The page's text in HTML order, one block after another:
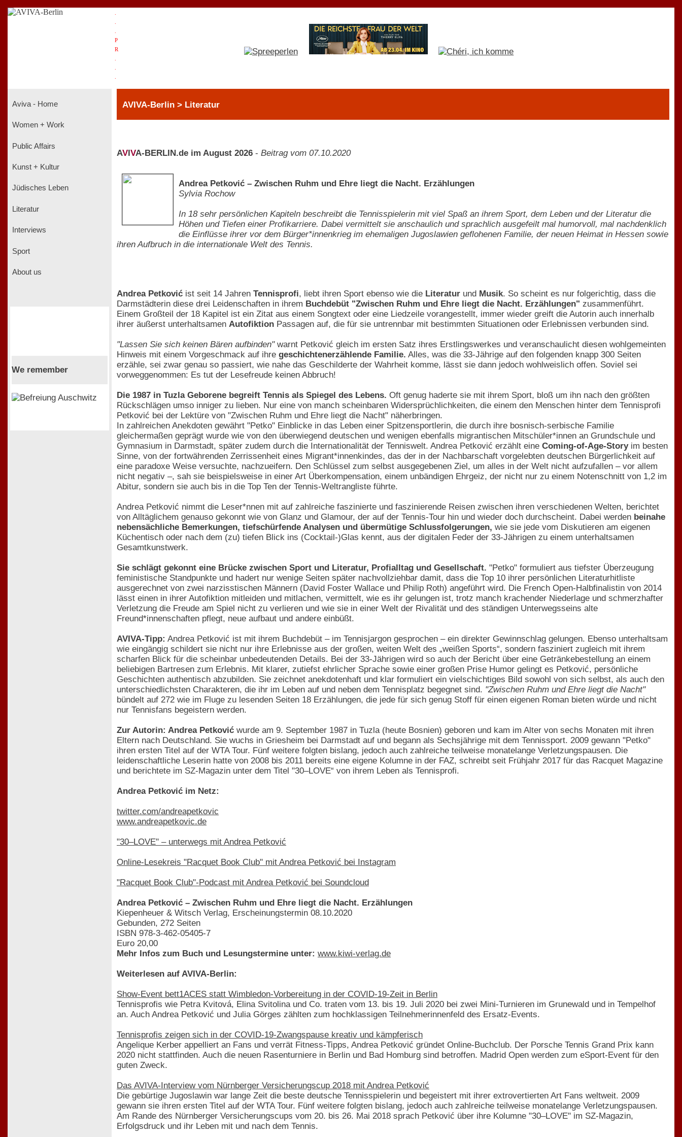
P
R
Aviva - Home
Women + Work
Public Affairs
Kunst + Kultur
Jüdisches Leben
Literatur
Interviews
Sport
About us
We remember
AVIVA-Berlin > Literatur
AV VA-BERLIN.de im August 2026 - Beitrag vom 07.10.2020
Andrea Petković – Zwischen Ruhm und Ehre liegt die Nacht. Erzählungen
Sylvia Rochow
In 18 sehr persönlichen Kapiteln beschreibt die Tennisspielerin mit viel Spaß an ihrem Sport, dem Leben und der Literatur die
Höhen und Tiefen einer Profikarriere. Dabei vermittelt sie anschaulich und sprachlich ausgefeilt mal humorvoll, mal nachdenklich
die Einflüsse ihrer vor dem Bürger*innenkrieg im ehemaligen Jugoslawien geflohenen Familie, der neuen Heimat in Hessen sowie
ihren Aufbruch in die internationale Welt des Tennis.
Andrea Petković ist seit 14 Jahren Tennisprofi, liebt ihren Sport ebenso wie die Literatur und Musik. So scheint es nur folgerichtig, dass die
Darmstädterin diese drei Leidenschaften in ihrem Buchdebüt "Zwischen Ruhm und Ehre liegt die Nacht. Erzählungen" zusammenführt.
Einem Großteil der 18 Kapitel ist ein Zitat aus einem Songtext oder eine Liedzeile vorangestellt, immer wieder greift die Autorin auch innerhalb
ihrer äußerst unterhaltsamen Autofiktion Passagen auf, die für sie untrennbar mit bestimmten Situationen oder Erlebnissen verbunden sind.
"Lassen Sie sich keinen Bären aufbinden"warnt Petković gleich im ersten Satz ihres Erstlingswerkes und veranschaulicht diesen wohlgemeinten
Hinweis mit einem Vorgeschmack auf ihre geschichtenerzählende Familie. Alles, was die 33-Jährige auf den folgenden knapp 300 Seiten
erzähle, sei zwar genau so passiert, wie nahe das Geschilderte der Wahrheit komme, lässt sie dann jedoch wohlweislich offen. Soviel sei
vorweggenommen: Es tut der Lesefreude keinen Abbruch!
Die 1987 in Tuzla Geborene begreift Tennis als Spiegel des Lebens. Oft genug haderte sie mit ihrem Sport, bloß um ihn nach den größten
Rückschlägen umso inniger zu lieben. Nur eine von manch scheinbaren Widersprüchlichkeiten, die einem den Menschen hinter dem Tennisprofi
Petković bei der Lektüre von "Zwischen Ruhm und Ehre liegt die Nacht" näherbringen.
In zahlreichen Anekdoten gewährt "Petko" Einblicke in das Leben einer Spitzensportlerin, die durch ihre bosnisch-serbische Familie
gleichermaßen geprägt wurde wie von den überwiegend deutschen und wenigen ebenfalls migrantischen Mitschüler*innen an Grundschule und
Gymnasium in Darmstadt, später zudem durch die Internationalität der Tenniswelt. Andrea Petković erzählt eine Coming-of-Age-Storyim besten
Sinne, von der fortwährenden Zerrissenheit eines Migrant*innenkindes, das der in der Nachbarschaft vorgelebten deutschen Bürgerlichkeit auf
eine paradoxe Weise versuchte, nachzueifern. Den Schlüssel zum selbst ausgegebenen Ziel, um alles in der Welt nicht aufzufallen – vor allem
nicht negativ –, sah sie beispielsweise in einer Art Überkompensation, einem unbändigen Ehrgeiz, der nicht nur zu einem Notenschnitt von 1,2 im
Abitur, sondern sie auch bis in die Top Ten der Tennis-Weltrangliste führte.
Andrea Petković nimmt die Leser*nnen mit auf zahlreiche faszinierte und faszinierende Reisen zwischen ihren verschiedenen Welten, berichtet
von Alltäglichem genauso gekonnt wie von Glanz und Glamour, der auf der Tennis-Tour hin und wieder doch durchscheint. Dabei werden beinahe
nebensächliche Bemerkungen, tiefschürfende Analysen und übermütige Schlussfolgerungen, wie sie jede vom Diskutieren am eigenen
Küchentisch oder nach dem (zu) tiefen Blick ins (Cocktail-)Glas kennt, aus der digitalen Feder der 33-Jährigen zu einem unterhaltsamen
Gesamtkunstwerk.
Sie schlägt gekonnt eine Brücke zwischen Sport und Literatur, Profialltag und Gesellschaft. "Petko" formuliert aus tiefster Überzeugung
feministische Standpunkte und hadert nur wenige Seiten später nachvollziehbar damit, dass die Top 10 ihrer persönlichen Literaturhitliste
ausgerechnet von zwei narzisstischen Männern (David Foster Wallace und Philip Roth) angeführt wird. Die French Open-Halbfinalistin von 2014
lässt einen in ihrer Autofiktion mitleiden und mitlachen, vermittelt, wie es ihr gelungen ist, trotz manch krachender Niederlage und schmerzhafter
Verletzung die Freude am Spiel nicht zu verlieren und wie sie in einer Welt der Rivalität und des ständigen Unterwegsseins alte
Freund*innenschaften pflegt, neue aufbaut und andere einbüßt.
AVIVA-Tipp: Andrea Petković ist mit ihrem Buchdebüt – im Tennisjargon gesprochen – ein direkter Gewinnschlag gelungen. Ebenso unterhaltsam
wie eingängig schildert sie nicht nur ihre Erlebnisse aus der großen, weiten Welt des „weißen Sports“, sondern fasziniert zugleich mit ihrem
scharfen Blick für die scheinbar unbedeutenden Details. Bei der 33-Jährigen wird so auch der Bericht über eine Getränkebestellung an einem
beliebigen Bartresen zum Erlebnis. Mit klarer, zutiefst ehrlicher Sprache sowie einer großen Prise Humor gelingt es Petković, persönliche
Geschichten authentisch abzubilden. Sie zeichnet anekdotenhaft und klar formuliert ein vielschichtiges Bild sowohl von sich selbst, als auch den
unterschiedlichsten Charakteren, die ihr im Leben auf und neben dem Tennisplatz begegnet sind. "Zwischen Ruhm und Ehre liegt die Nacht"
bündelt auf 272 wie im Fluge zu lesenden Seiten 18 Erzählungen, die jede für sich genug Stoff für einen eigenen Roman bieten würde und nicht
nur Tennisfans begeistern werden.
Zur Autorin: Andrea Petković wurde am 9. September 1987 in Tuzla (heute Bosnien) geboren und kam im Alter von sechs Monaten mit ihren
Eltern nach Deutschland. Sie wuchs in Griesheim bei Darmstadt auf und begann als Sechsjährige mit dem Tennissport. 2009 gewann "Petko"
ihren ersten Titel auf der WTA Tour. Fünf weitere folgten bislang, jedoch auch zahlreiche teilweise monatelange Verletzungspausen. Die
leidenschaftliche Leserin hatte von 2008 bis 2011 bereits eine eigene Kolumne in der FAZ, schreibt seit Frühjahr 2017 für das Racquet Magazine
und berichtete im SZ-Magazin unter dem Titel "30–LOVE“ von ihrem Leben als Tennisprofi.
Andrea Petković im Netz:
twitter.com/andreapetkovic
www.andreapetkovic.de
"30–LOVE" – unterwegs mit Andrea Petković
Online-Lesekreis "Racquet Book Club" mit Andrea Petković bei Instagram
"Racquet Book Club"-Podcast mit Andrea Petković bei Soundcloud
Andrea Petković – Zwischen Ruhm und Ehre liegt die Nacht. Erzählungen
Kiepenheuer & Witsch Verlag, Erscheinungstermin 08.10.2020
Gebunden, 272 Seiten
ISBN 978-3-462-05405-7
Euro 20,00
Mehr Infos zum Buch und Lesungstermine unter: www.kiwi-verlag.de
Weiterlesen auf AVIVA-Berlin:
Show-Event bett1ACES statt Wimbledon-Vorbereitung in der COVID-19-Zeit in Berlin
Tennisprofis wie Petra Kvitová, Elina Svitolina und Co. traten vom 13. bis 19. Juli 2020 bei zwei Mini-Turnieren im Grunewald und in Tempelhof
an. Auch Andrea Petković und Julia Görges zählten zum hochklassigen Teilnehmerinnenfeld des Ersatz-Events.
Tennisprofis zeigen sich in der COVID-19-Zwangspause kreativ und kämpferisch
Angelique Kerber appelliert an Fans und verrät Fitness-Tipps, Andrea Petković gründet Online-Buchclub. Der Porsche Tennis Grand Prix kann
2020 nicht stattfinden. Auch die neuen Rasenturniere in Berlin und Bad Homburg sind betroffen. Madrid Open werden zum eSport-Event für den
guten Zweck.
Das AVIVA-Interview vom Nürnberger Versicherungscup 2018 mit Andrea Petković
Die gebürtige Jugoslawin war lange Zeit die beste deutsche Tennisspielerin und begeistert mit ihrer extrovertierten Art Fans weltweit. 2009
gewann sie ihren ersten Titel auf der WTA Tour. Fünf weitere folgten bislang, jedoch auch zahlreiche teilweise monatelange Verletzungspausen.
Am Rande des Nürnberger Versicherungscups vom 20. bis 26. Mai 2018 sprach Petković über ihre Kolumne "30–LOVE" im SZ-Magazin,
Erfolgsdruck und ihr Leben mit und nach dem Tennis.